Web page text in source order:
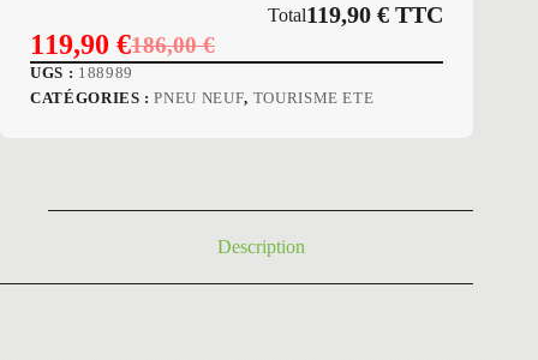
Total119,90€ TTC
186,00€
Le
prix
119,90 €
Le
prix
UGS : 188989
CATÉGORIES :PNEU NEUF, TOURISME ETE
Description